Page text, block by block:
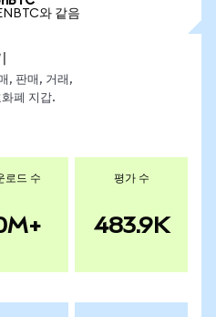
와 같음
, 판매, 거래,
폐 지갑.
로드 수 평가 수
483.9K